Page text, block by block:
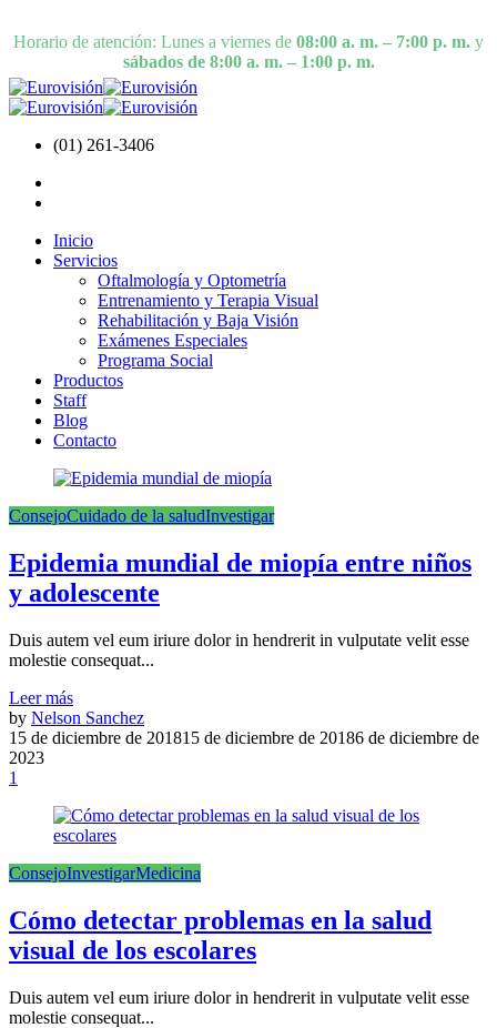
Horario de atención: Lunes a viernes de 08:00 a. m. – 7:00 p. m. y
sábados de 8:00 a. m. – 1:00 p. m.
(01) 261-3406
Inicio
Servicios
Oftalmología y Optometría
Entrenamiento y Terapia Visual
Rehabilitación y Baja Visión
Exámenes Especiales
Programa Social
Productos
Staff
Blog
Contacto
ConsejoCuidado de la saludInvestigar
Epidemia mundial de miopía entre niños
y adolescente
Duis autem vel eum iriure dolor in hendrerit in vulputate velit esse
molestie consequat...
Leer más
by Nelson Sanchez
15 de diciembre de 201815 de diciembre de 20186 de diciembre de
2023
1
ConsejoInvestigarMedicina
Cómo detectar problemas en la salud
visual de los escolares
Duis autem vel eum iriure dolor in hendrerit in vulputate velit esse
molestie consequat...